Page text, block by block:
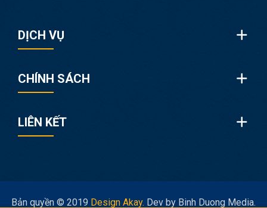
DỊCH VỤ
CHÍNH SÁCH
LIÊN KẾT
Bản quyền © 2019 Design Akay. Dev by Binh Duong Media.